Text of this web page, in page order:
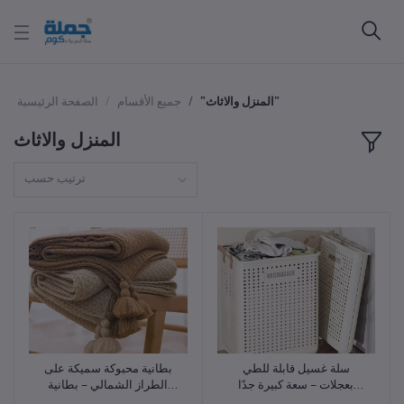
الصفحة الرئيسية جميع الأقسام "المنزل والاثاث"
المنزل والاثاث
ترتيب حسب
أضف للسلة
بطانية محبوكة سميكة على
الطراز الشمالي – بطانية
أضف للسلة
سلة غسيل قابلة للطي
بعجلات – سعة كبيرة جدًا